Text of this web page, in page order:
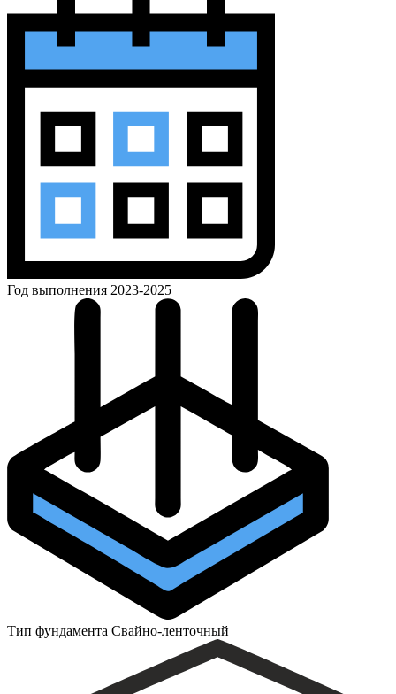
Год выполнения 2023-2025
Тип фундамента Свайно-ленточный